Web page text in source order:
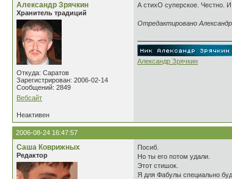
Александр Зрячкин
Хранитель традиций
Откуда: Саратов
Зарегистрирован: 2006-02-14
Сообщений: 2849
Вебсайт
А стихО суперское. Честно. И
Отредактировано
Александр Зрячкин
Неактивен
2006-08-24 16:47:57
Саша Коврижных
Редактор
Посиб.
Но ты его потом удали.
Этот стишок.
Я для Фабулы специально